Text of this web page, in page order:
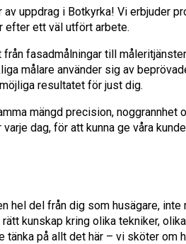
uppdrag i Botkyrka! Vi erbjuder
efter ett väl utfört arbete.
fasadmålningar till
målare använder sig av
resultatet för just dig.
mängd precision, noggrannhet
dag, för att kunna ge våra
hel del från dig som husägare,
kunskap kring olika tekniker,
på allt det här – vi sköter om